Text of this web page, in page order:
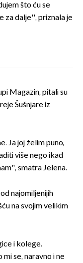
što ću se
za dalje'', priznala je
Magazin, pitali su
Šušnjare iz
Ja joj želim puno,
više nego ikad
smatra Jelena.
najomiljenijih
na svojim velikim
i kolege.
mi se, naravno i ne